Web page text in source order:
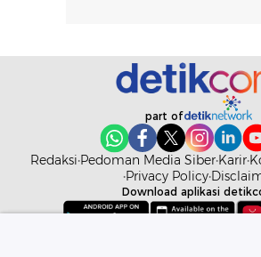
part of